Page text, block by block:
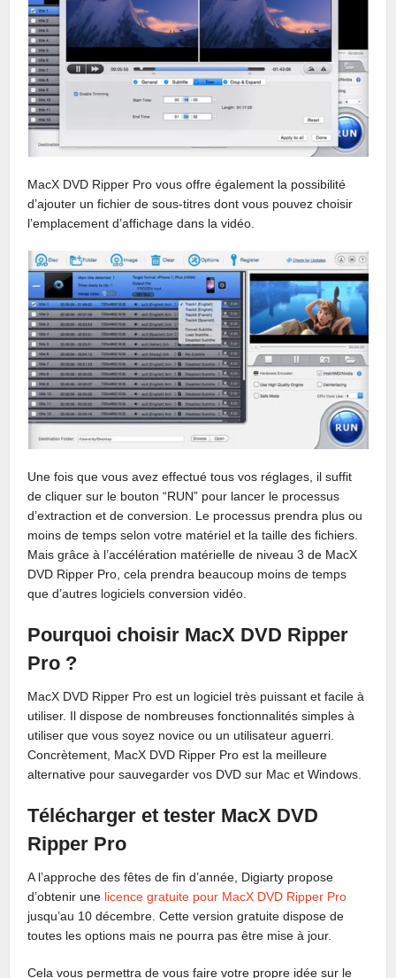
MacX DVD Ripper Pro vous offre également la possibilité
d’ajouter un fichier de sous-titres dont vous pouvez choisir
l’emplacement d’affichage dans la vidéo.
Une fois que vous avez effectué tous vos réglages, il suffit
de cliquer sur le bouton “RUN” pour lancer le processus
d’extraction et de conversion. Le processus prendra plus ou
moins de temps selon votre matériel et la taille des fichiers.
Mais grâce à l’accélération matérielle de niveau 3 de MacX
DVD Ripper Pro, cela prendra beaucoup moins de temps
que d’autres logiciels conversion vidéo.
Pourquoi choisir MacX DVD Ripper
Pro ?
MacX DVD Ripper Pro est un logiciel très puissant et facile à
utiliser. Il dispose de nombreuses fonctionnalités simples à
utiliser que vous soyez novice ou un utilisateur aguerri.
Concrètement, MacX DVD Ripper Pro est la meilleure
alternative pour sauvegarder vos DVD sur Mac et Windows.
Télécharger et tester MacX DVD
Ripper Pro
A l’approche des fêtes de fin d’année, Digiarty propose
d’obtenir une licence gratuite pour MacX DVD Ripper Pro
jusqu’au 10 décembre. Cette version gratuite dispose de
toutes les options mais ne pourra pas être mise à jour.
Cela vous permettra de vous faire votre propre idée sur le